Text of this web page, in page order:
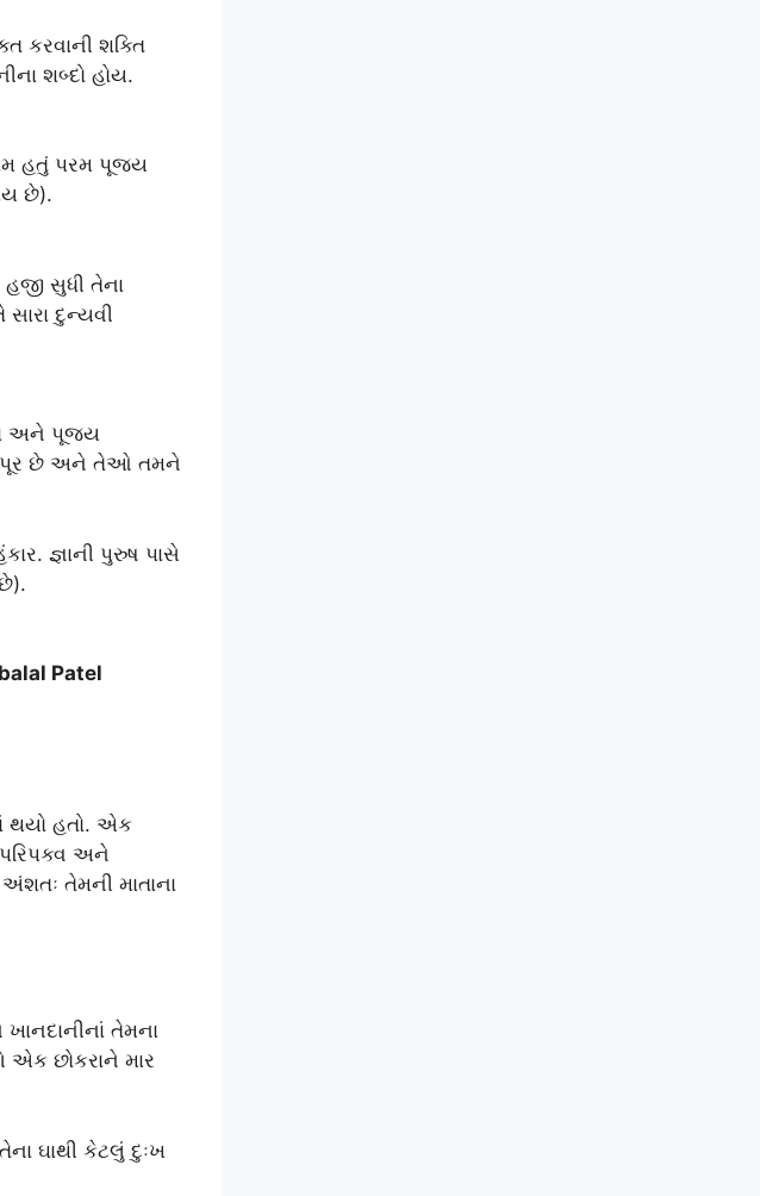
કરવાની શક્તિ
શબ્દો હોય.
હતું પરમ પૂજ્ય
છે).
સુધી તેના
દુન્યવી
અને પૂજ્ય
છે અને તેઓ તમને
જ્ઞાની પુરુષ પાસે
Patel
થયો હતો. એક
પરિપક્વ અને
તેમની માતાના
તેમના
એક છોકરાને માર
ઘાથી કેટલું દુઃખ